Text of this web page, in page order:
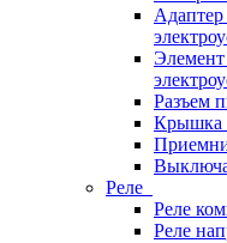
Разъем
Крышка
Реле
Реле
Реле